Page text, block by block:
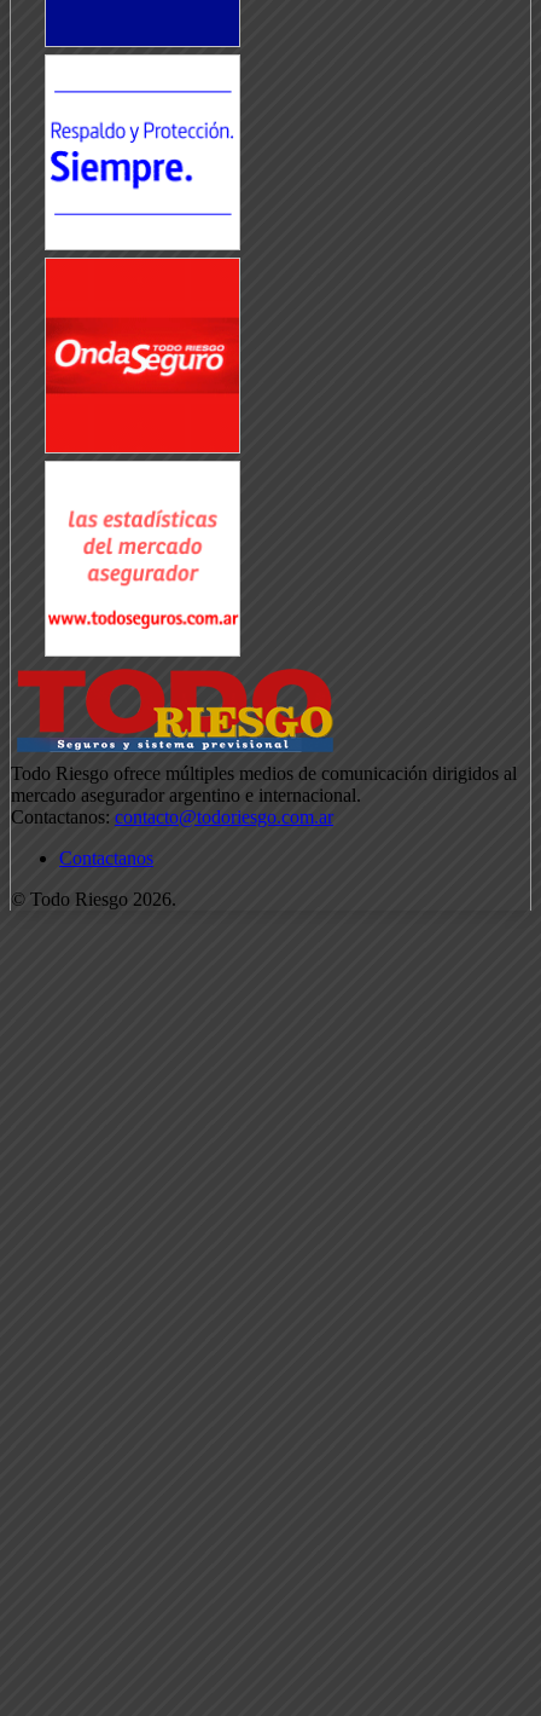
Todo Riesgo ofrece múltiples medios de comunicación dirigidos al
mercado asegurador argentino e internacional.
Contactanos: contacto@todoriesgo.com.ar
Contactanos
© Todo Riesgo 2026.